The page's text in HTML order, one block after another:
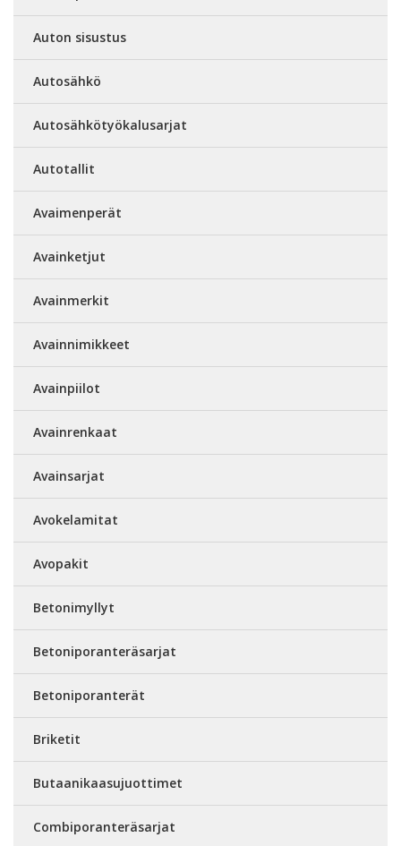
Auton sisustus
Autosähkö
Autosähkötyökalusarjat
Autotallit
Avaimenperät
Avainketjut
Avainmerkit
Avainnimikkeet
Avainpiilot
Avainrenkaat
Avainsarjat
Avokelamitat
Avopakit
Betonimyllyt
Betoniporanteräsarjat
Betoniporanterät
Briketit
Butaanikaasujuottimet
Combiporanteräsarjat